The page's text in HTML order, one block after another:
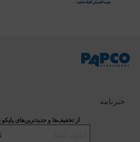
خبرنامه
از تخفیف‌ها و جدیدترین‌های